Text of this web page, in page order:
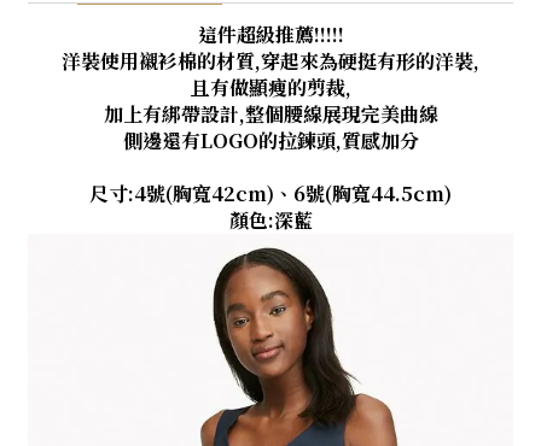
這件超級推薦!!!!!
洋裝使用襯衫棉的材質,穿起來為硬挺有形的洋裝,
且有做顯瘦的剪裁,
加上有綁帶設計,整個腰線展現完美曲線
側邊還有LOGO的拉鍊頭,質感加分
尺寸:4號(胸寬42cm)、6號(胸寬44.5cm)
顏色:深藍